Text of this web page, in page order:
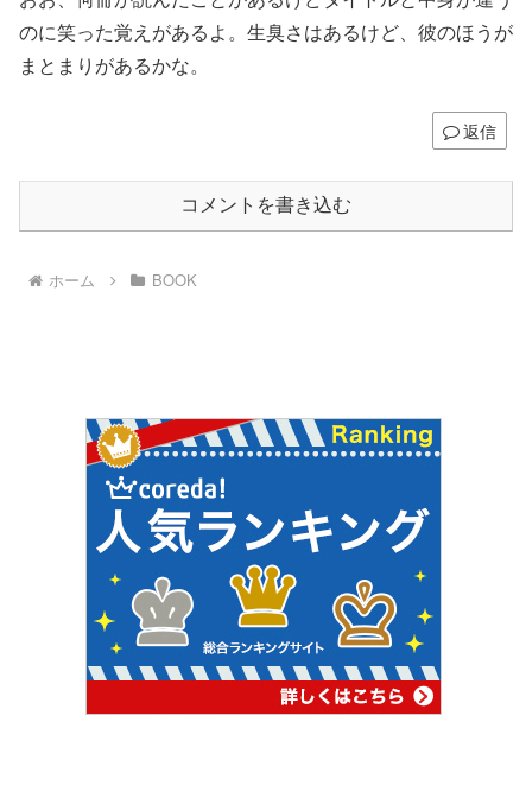
のに笑った覚えがあるよ。生臭さはあるけど、彼のほうが
まとまりがあるかな。
返信
コメントを書き込む
ホーム BOOK